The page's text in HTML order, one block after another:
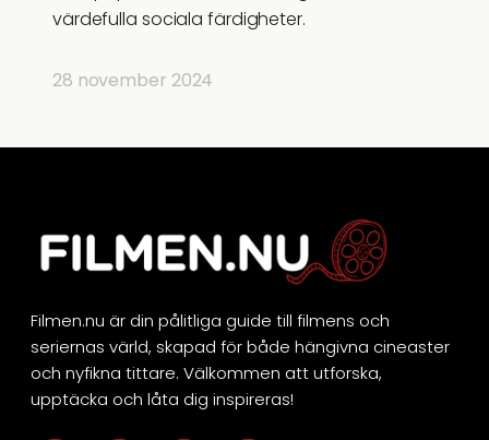
värdefulla sociala färdigheter.
28 november 2024
Filmen.nu är din pålitliga guide till filmens och
seriernas värld, skapad för både hängivna cineaster
och nyfikna tittare. Välkommen att utforska,
upptäcka och låta dig inspireras!